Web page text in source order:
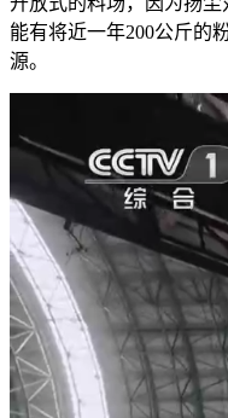
能有将近一年200公斤的
源。